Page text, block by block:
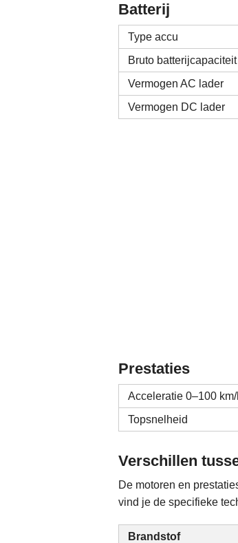
Batterij
Type accu
Bruto batterijcapaciteit
Vermogen AC lader
Vermogen DC lader
Prestaties
Acceleratie 0–100 km/
Topsnelheid
Verschillen
De motoren en
vind je de specifieke
Brandstof